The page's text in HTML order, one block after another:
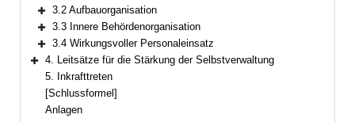
Bereich erweitern
3.2 Aufbauorganisation
Bereich erweitern
3.3 Innere Behördenorganisation
Bereich erweitern
3.4 Wirkungsvoller Personaleinsatz
Bereich erweitern
4. Leitsätze für die Stärkung der Selbstverwaltung
5. Inkrafttreten
[Schlussformel]
Anlagen